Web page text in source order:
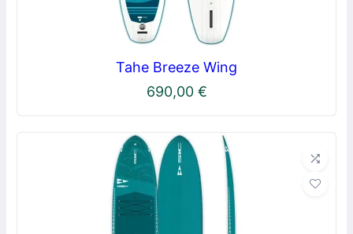
Tahe Breeze Wing
690,00 €